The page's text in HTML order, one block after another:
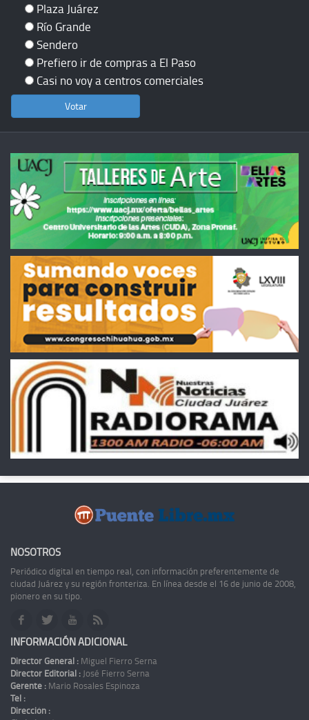
Plaza Juárez
Río Grande
Sendero
Prefiero ir de compras a El Paso
Casi no voy a centros comerciales
NOSOTROS
Periódico digital en tiempo real, con información preferentemente de
ciudad Juárez y su región fronteriza. En línea desde el 16 de junio de 2008,
pionero en su tipo.
INFORMACIÓN ADICIONAL
Director General : Miguel Fierro Serna
Director Editorial : José Fierro Serna
Gerente : Mario Rosales Espinoza
Tel :
Dirección :